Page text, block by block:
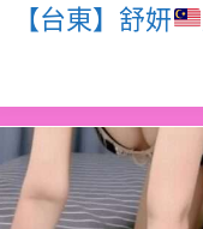
【台東】舒妍